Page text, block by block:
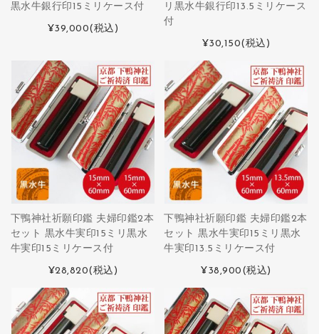
黒水牛銀行印15ミリケース付
¥39,000(税込)
リ黒水牛銀行印13.5ミリケース
付
¥30,150(税込)
下鴨神社祈願印鑑 夫婦印鑑2本
セット 黒水牛実印15ミリ黒水
牛実印15ミリケース付
¥28,820(税込)
下鴨神社祈願印鑑 夫婦印鑑2本
セット 黒水牛実印15ミリ黒水
牛実印13.5ミリケース付
¥38,900 (税込)